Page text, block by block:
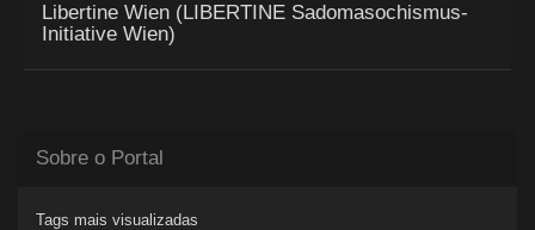
Libertine Wien (LIBERTINE Sadomasochismus-
Initiative Wien)
Sobre o Portal
Tags mais visualizadas